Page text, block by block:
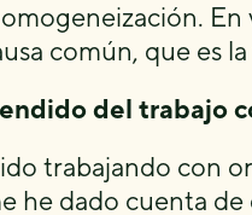
común, que es
del trabajo
trabajando con
he dado cuenta